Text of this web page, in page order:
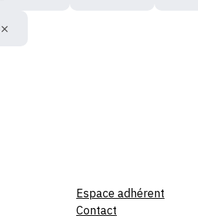
Espace adhérent
Contact